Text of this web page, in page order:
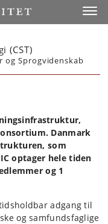
(CST)
Sprogvidenskab
Danmark
som
optager hele tiden
og 1
adgang til
og samfundsfaglige